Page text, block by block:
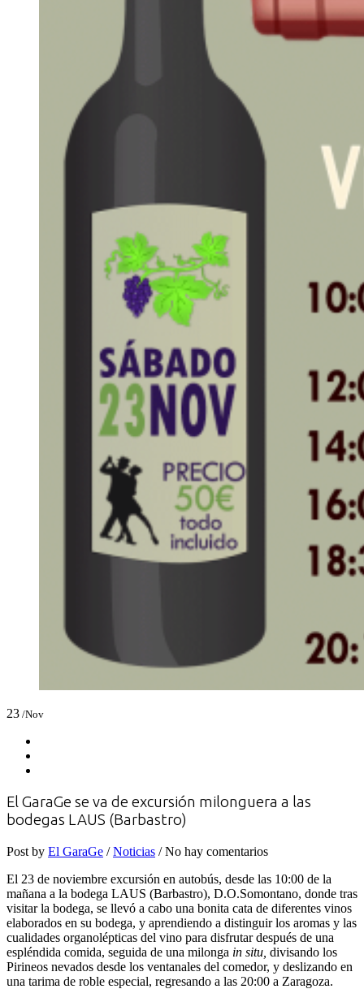
23 /Nov
El GaraGe se va de excursión milonguera a las
bodegas LAUS (Barbastro)
Post by El GaraGe /Noticias / No hay comentarios
El 23 de noviembre excursión en autobús, desde las 10:00 de la
mañana a la bodega LAUS (Barbastro), D.O.Somontano, donde tras
visitar la bodega, se llevó a cabo una bonita cata de diferentes vinos
elaborados en su bodega, y aprendiendo a distinguir los aromas y las
cualidades organolépticas del vino para disfrutar después de una
espléndida comida, seguida de una milonga in situ, divisando los
Pirineos nevados desde los ventanales del comedor, y deslizando en
una tarima de roble especial, regresando a las 20:00 a Zaragoza.